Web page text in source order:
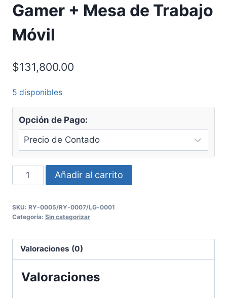
Gamer + Mesa de Trabajo
Móvil
$131,800.00
5 disponibles
Opción de Pago:
Scanner
Intraoral+
Gamer
Mesa
de
Móvil
Añadir al carrito
SKU: RY-0005/RY-0007/LG-0001
Categoría: Sin categorizar
Valoraciones (0)
Valoraciones